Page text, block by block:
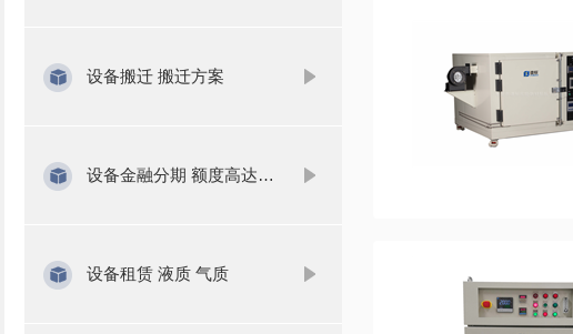
设备搬迁 搬迁方案
设备金融分期 额度高达1000万
设备租赁 液质 气质